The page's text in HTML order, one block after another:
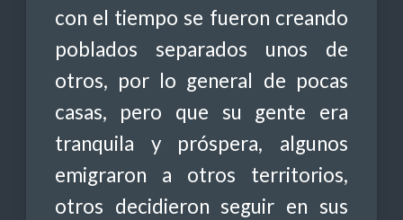
con el tiempo se fueron creando
poblados separados unos de
otros, por lo general de pocas
casas, pero que su gente era
tranquila y próspera, algunos
emigraron a otros territorios,
otros decidieron seguir en sus